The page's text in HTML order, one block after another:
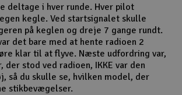
deltage i hver runde. Hver pilot
kegle. Ved startsignalet skulle
på keglen og dreje 7 gange rundt.
det bare med at hente radioen 2
klar til at flyve. Næste udfordring var,
der stod ved radioen, IKKE var den
så du skulle se, hvilken model, der
stikbevægelser.